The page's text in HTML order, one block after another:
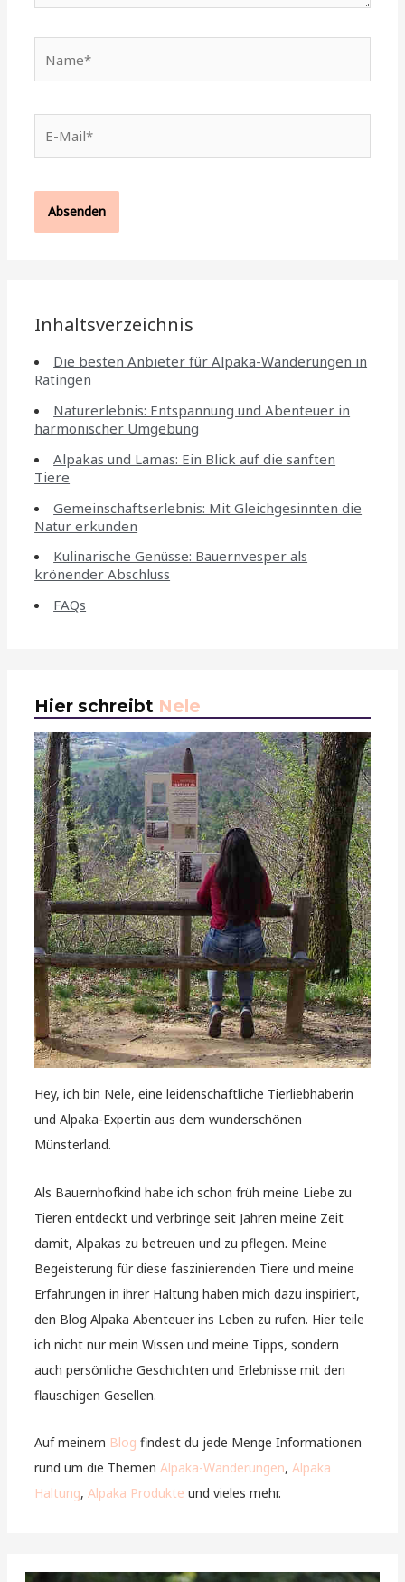
Mail*
Inhaltsverzeichnis
Die besten Anbieter für Alpaka-Wanderungen in
Ratingen
Naturerlebnis: Entspannung und Abenteuer in
harmonischer Umgebung
Alpakas und Lamas: Ein Blick auf die sanften
Tiere
Gemeinschaftserlebnis: Mit Gleichgesinnten die
Natur erkunden
Kulinarische Genüsse: Bauernvesper als
krönender Abschluss
FAQs
Hier schreibt Nele
Hey, ich bin Nele, eine leidenschaftliche Tierliebhaberin
und Alpaka-Expertin aus dem wunderschönen
Münsterland.
Als Bauernhofkind habe ich schon früh meine Liebe zu
Tieren entdeckt und verbringe seit Jahren meine Zeit
damit, Alpakas zu betreuen und zu pflegen. Meine
Begeisterung für diese faszinierenden Tiere und meine
Erfahrungen in ihrer Haltung haben mich dazu inspiriert,
den Blog Alpaka Abenteuer ins Leben zu rufen. Hier teile
ich nicht nur mein Wissen und meine Tipps, sondern
auch persönliche Geschichten und Erlebnisse mit den
flauschigen Gesellen.
Auf meinem Blog findest du jede Menge Informationen
rund um die ThemenAlpaka-Wanderungen,Alpaka
Haltung,Alpaka Produkte und vieles mehr.